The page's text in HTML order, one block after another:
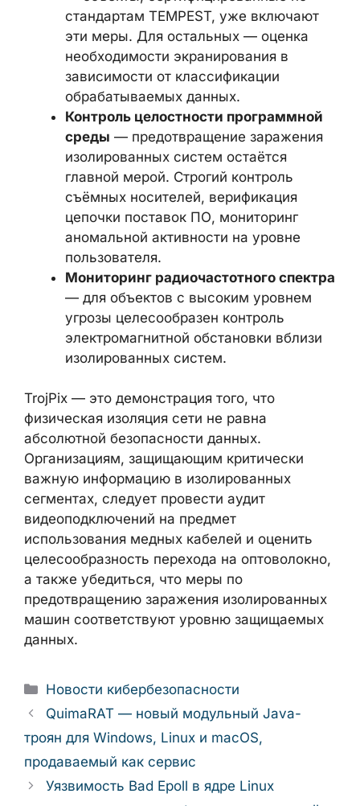
оптоволоконные полностью
исключает радиочастотное
излучение как канал утечки.
Экранирование помещений и
кабелей— объекты,
сертифицированные по стандартам
TEMPEST, уже включают эти меры.
Для остальных — оценка
необходимости экранирования в
зависимости от классификации
обрабатываемых данных.
Контроль целостности программной
среды— предотвращение заражения
изолированных систем остаётся
главной мерой. Строгий контроль
съёмных носителей, верификация
цепочки поставок ПО, мониторинг
аномальной активности на уровне
Мониторинг радиочастотного
спектра— для объектов с высоким
уровнем угрозы целесообразен
контроль электромагнитной
обстановки вблизи изолированных
систем.
TrojPix — это демонстрация того, что
физическая изоляция сети не равна
абсолютной безопасности данных.
Организациям, защищающим критически
важную информацию в изолированных
сегментах, следует провести аудит
использования медных кабелей и оценить
целесообразность перехода на
оптоволокно, а также убедиться, что меры
по предотвращению заражения
изолированных машин соответствуют
уровню защищаемых данных.